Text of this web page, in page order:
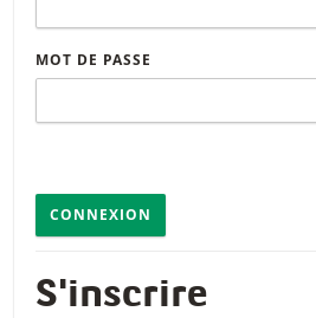
MOT DE PASSE
CONNEXION
S'inscrire